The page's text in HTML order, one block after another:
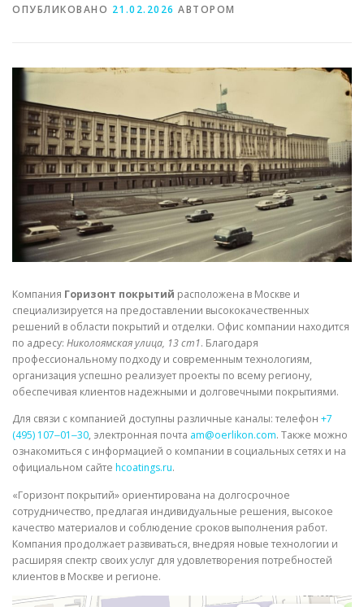
СВОЙСТВА МЕТАЛЛОВ СОРТА МЕТАЛЛОВ
СТАТЬИ
ОПУБЛИКОВАНО 21.02.2026 АВТОРОМ
Компания Горизонт покрытий расположена в Москве и
специализируется на предоставлении высококачественных
решений в области покрытий и отделки. Офис компании находится
по адресу: Николоямская улица, 13 ст1. Благодаря
профессиональному подходу и современным технологиям,
организация успешно реализует проекты по всему региону,
обеспечивая клиентов надежными и долговечными покрытиями.
Для связи с компанией доступны различные каналы: телефон +7
(495) 107‒01‒30, электронная почта am@oerlikon.com. Также можно
ознакомиться с информацией о компании в социальных сетях и на
официальном сайте hcoatings.ru.
«Горизонт покрытий» ориентирована на долгосрочное
сотрудничество, предлагая индивидуальные решения, высокое
качество материалов и соблюдение сроков выполнения работ.
Компания продолжает развиваться, внедряя новые технологии и
расширяя спектр своих услуг для удовлетворения потребностей
клиентов в Москве и регионе.